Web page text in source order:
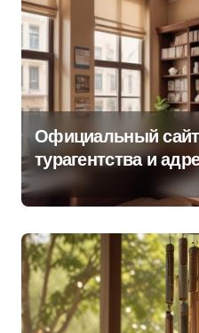
Официальный сайт
турагентства и
продаж по